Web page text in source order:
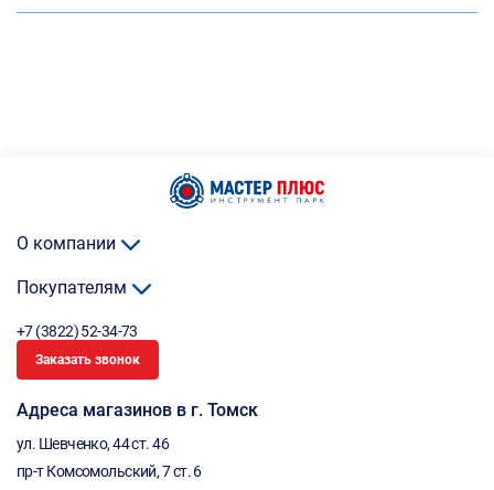
О компании
Покупателям
+7 (3822) 52-34-73
Заказать звонок
Адреса магазинов в г. Томск
ул. Шевченко, 44 ст. 46
пр-т Комсомольский, 7 ст. 6